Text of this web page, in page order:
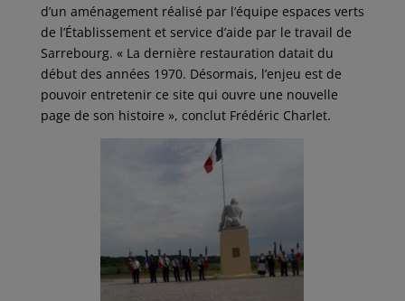
d’un aménagement réalisé par l’équipe espaces verts
de l’Établissement et service d’aide par le travail de
Sarrebourg. « La dernière restauration datait du
début des années 1970. Désormais, l’enjeu est de
pouvoir entretenir ce site qui ouvre une nouvelle
page de son histoire », conclut Frédéric Charlet.